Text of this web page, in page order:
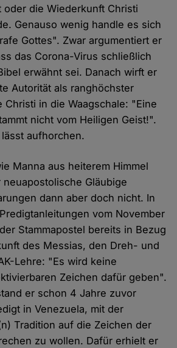
oder die Wiederkunft Christi
Genauso wenig handle es sich
Gottes". Zwar argumentiert er
das Corona-Virus schließlich
erwähnt sei. Danach wirft er
Autorität als ranghöchster
Christi in die Waagschale: "Eine
nicht vom Heiligen Geist!".
aufhorchen.
Manna aus heiterem Himmel
Gläubige
dann aber doch nicht. In
vom November
Stammapostel bereits in Bezug
des Messias, den Dreh- und
Lehre: "Es wird keine
Zeichen dafür geben".
er schon 4 Jahre zuvor
in Venezuela, mit der
Tradition auf die Zeichen der
zu wollen. Dafür erhielt er